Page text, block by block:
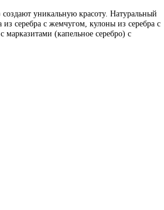
уникальную красоту. Натуральный
серебра с жемчугом, кулоны из серебра с
(капельное серебро) с